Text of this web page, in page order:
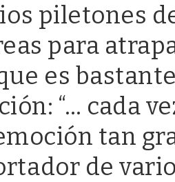
piletones
para
es
“… cada
tan
de